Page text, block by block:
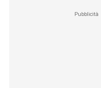
Pubblicità